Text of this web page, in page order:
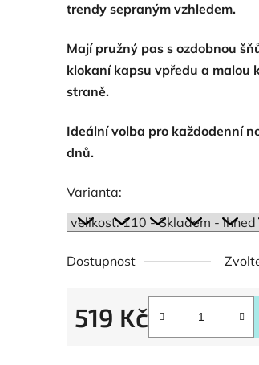
z
hvězdiček.
trendy sepraným vzhledem.
Mají pružný pas s ozdobnou
klokaní kapsu vpředu a malou
straně.
Ideální volba pro každodenní
dnů.
Varianta:
Dostupnost
519 Kč